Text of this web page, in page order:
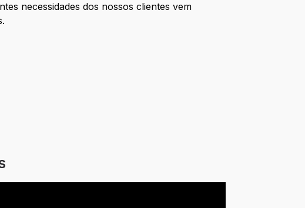
necessidades dos nossos clientes vem